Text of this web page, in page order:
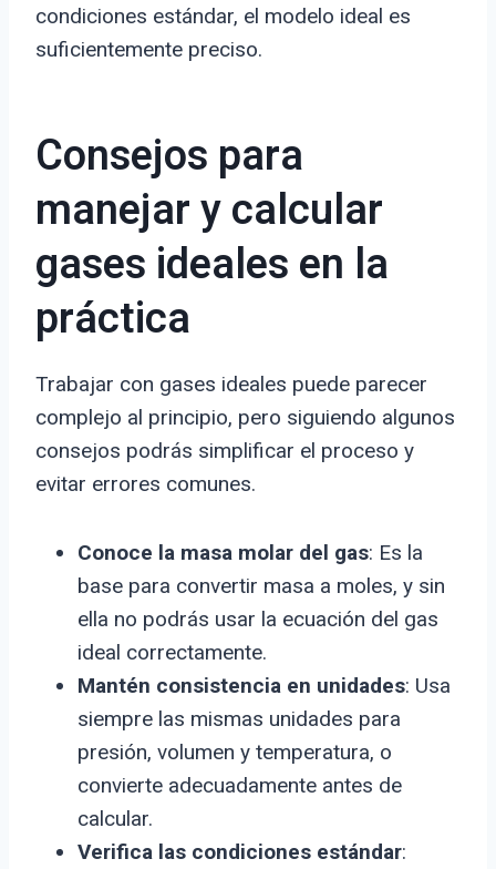
condiciones estándar, el modelo ideal es
suficientemente preciso.
Consejos para
manejar y calcular
gases ideales en la
práctica
Trabajar con gases ideales puede parecer
complejo al principio, pero siguiendo algunos
consejos podrás simplificar el proceso y
evitar errores comunes.
Conoce la masa molar del gas: Es la
base para convertir masa a moles, y sin
ella no podrás usar la ecuación del gas
ideal correctamente.
Mantén consistencia en unidades: Usa
siempre las mismas unidades para
presión, volumen y temperatura, o
convierte adecuadamente antes de
calcular.
Verifica las condiciones estándar: